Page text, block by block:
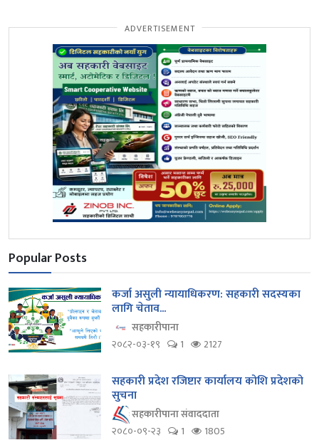
ADVERTISEMENT
Popular Posts
कर्जा असुली न्यायाधिकरण: सहकारी सदस्यका
लागि चेताव...
सहकारीपाना
२०८२-०३-१९
1 2127
सहकारी प्रदेश रजिष्टार कार्यालय कोशि प्रदेशको
सुचना
सहकारीपाना संवाददाता
२०८०-०९-२३
1 1805